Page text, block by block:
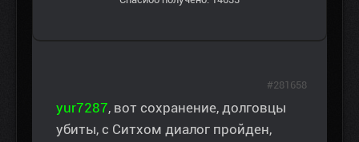
yur7287, вот сохранение, долговцы
убиты, с Ситхом диалог пройден,
#281658